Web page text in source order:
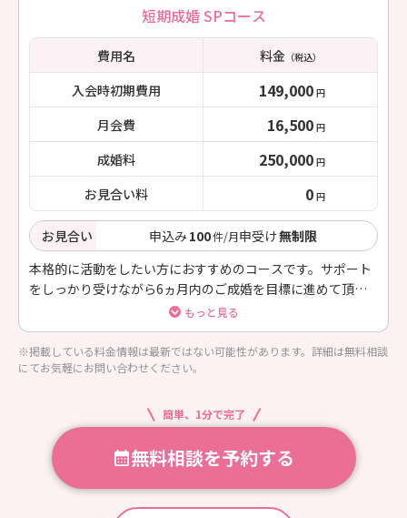
短期成婚 SPコース
費用名 料金（税込）
入会時初期費用 149,000 円
月会費 16,500 円
成婚料 250,000 円
お見合い料 0 円
お見合い 申込み100件/月申受け無制限
本格的に活動をしたい方におすすめのコースです。サポート
をしっかり受けながら6ヵ月内のご成婚を目標に進めて頂き
もっと見る
※掲載している料金情報は最新ではない可能性があります。詳細は無料相談
にてお気軽にお問い合わせください。
簡単、1分で完了
無料相談を予約する